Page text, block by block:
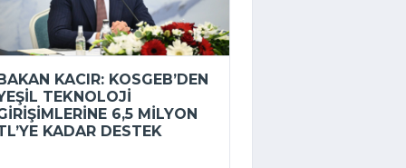
KACIR: KOSGEB’DEN
TEKNOLOJI
6,5 MILYON
KADAR DESTEK